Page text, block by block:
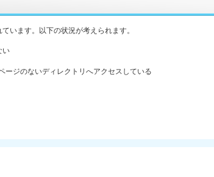
います。以下の状況が考えられます。
い
ージのないディレクトリへアクセスしている